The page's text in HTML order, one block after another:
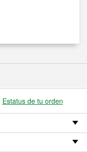
Estatus de tu orden